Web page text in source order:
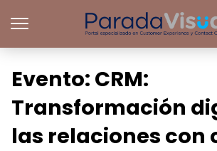
Evento: CRM:
Transformación
las relaciones con